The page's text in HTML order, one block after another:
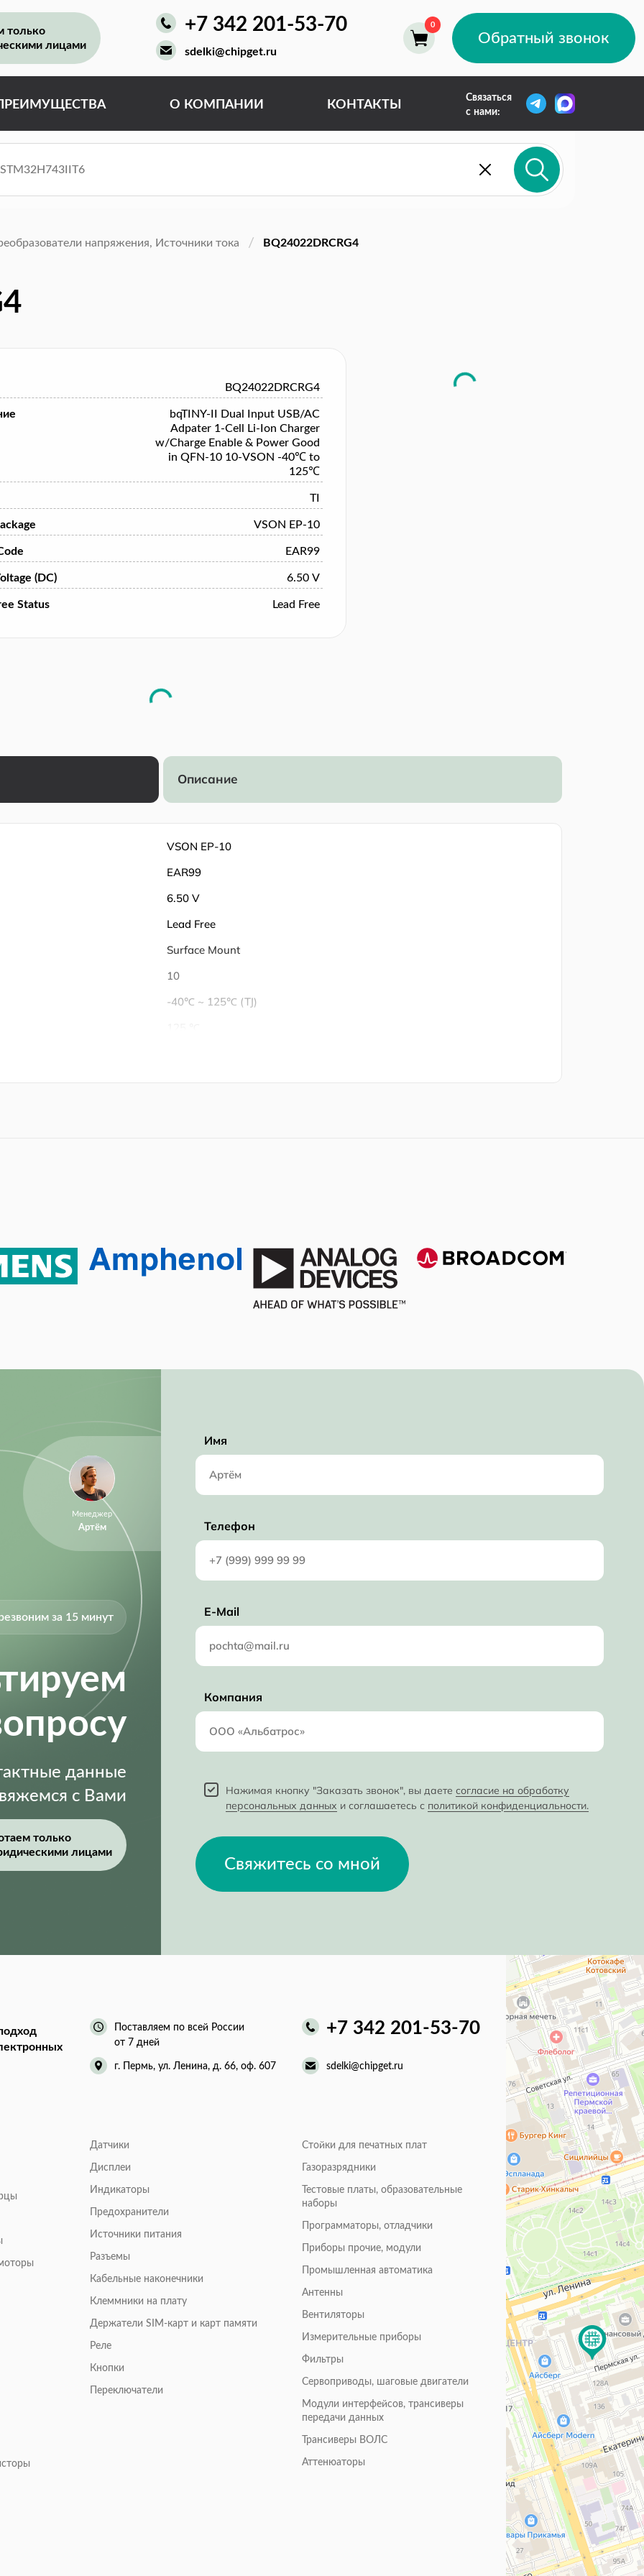
только
лицами
+7 342 201-53-70
sdelki@chipget.ru
Обратный звонок
О КОМПАНИИ КОНТАКТЫ
Связаться
с нами:
напряжения, Источники тока BQ24022DRCRG4
BQ24022DRCRG4
bqTINY-II Dual Input USB/AC
Adpater 1-Cell Li-Ion Charger
w/Charge Enable & Power Good
in QFN-10 10-VSON -40℃ to
125℃
TI
VSON EP-10
EAR99
(DC) 6.50 V
Status Lead Free
Описание
VSON EP-10
EAR99
6.50 V
Lead Free
Surface Mount
10
-40℃ ~ 125℃ (TJ)
Менеджер
Артём
за 15 минут
данные
с Вами
только
лицами
Имя
Телефон
E-Mail
Компания
Нажимая кнопку "Заказать звонок", вы даете согласие на обработку
персональных данных и соглашаетесь с политикой конфиденциальности.
Свяжитесь со мной
Поставляем по всей России
от 7 дней
+7 342 201-53-70
г. Пермь, ул. Ленина, д. 66, оф. 607 sdelki@chipget.ru
Датчики
Дисплеи
Индикаторы
Предохранители
Источники питания
Разъемы
Кабельные наконечники
Клеммники на плату
Держатели SIM-карт и карт памяти
Реле
Кнопки
Переключатели
Стойки для печатных плат
Газоразрядники
Тестовые платы, образовательные
наборы
Программаторы, отладчики
Приборы прочие, модули
Промышленная автоматика
Антенны
Вентиляторы
Измерительные приборы
Фильтры
Сервоприводы, шаговые двигатели
Модули интерфейсов, трансиверы
передачи данных
Трансиверы ВОЛС
Аттенюаторы